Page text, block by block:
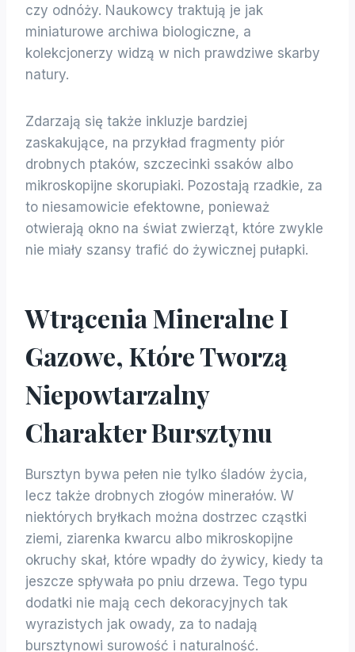
czy odnóży. Naukowcy traktują je jak
miniaturowe archiwa biologiczne, a
kolekcjonerzy widzą w nich prawdziwe skarby
natury.
Zdarzają się także inkluzje bardziej
zaskakujące, na przykład fragmenty piór
drobnych ptaków, szczecinki ssaków albo
mikroskopijne skorupiaki. Pozostają rzadkie, za
to niesamowicie efektowne, ponieważ
otwierają okno na świat zwierząt, które zwykle
nie miały szansy trafić do żywicznej pułapki.
Wtrącenia Mineralne I
Gazowe, Które Tworzą
Niepowtarzalny
Charakter Bursztynu
Bursztyn bywa pełen nie tylko śladów życia,
lecz także drobnych złogów minerałów. W
niektórych bryłkach można dostrzec cząstki
ziemi, ziarenka kwarcu albo mikroskopijne
okruchy skał, które wpadły do żywicy, kiedy ta
jeszcze spływała po pniu drzewa. Tego typu
dodatki nie mają cech dekoracyjnych tak
wyrazistych jak owady, za to nadają
bursztynowi surowość i naturalność.